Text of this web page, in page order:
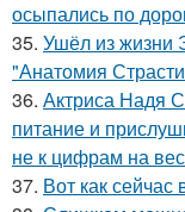
осыпались по
35. Ушёл из жизни
"Анатомия
36. Актриса Надя
питание и
не к цифрам на
37. Вот как